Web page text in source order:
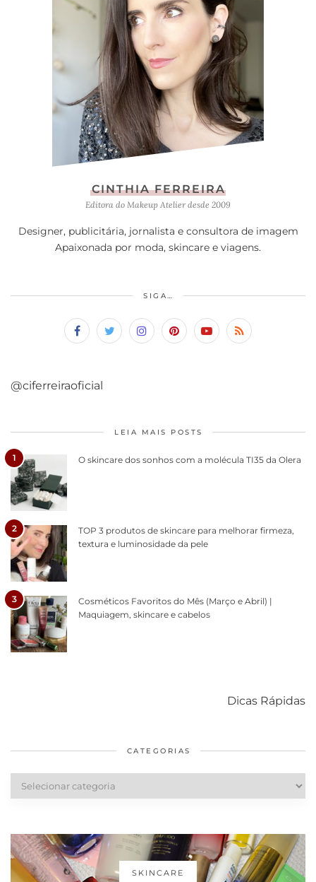
CINTHIA FERREIRA
Editora do Makeup Atelier desde 2009
Designer, publicitária, jornalista e consultora de imagem
Apaixonada por moda, skincare e viagens.
SIGA…
@ciferreiraoficial
LEIA MAIS POSTS
1 O skincare dos sonhos com a molécula TI35 da Olera
2
TOP 3 produtos de skincare para melhorar firmeza,
textura e luminosidade da pele
3
Cosméticos Favoritos do Mês (Março e Abril) |
Maquiagem, skincare e cabelos
Dicas Rápidas
diários
cabelos
CATEGORIAS
SKINCARE